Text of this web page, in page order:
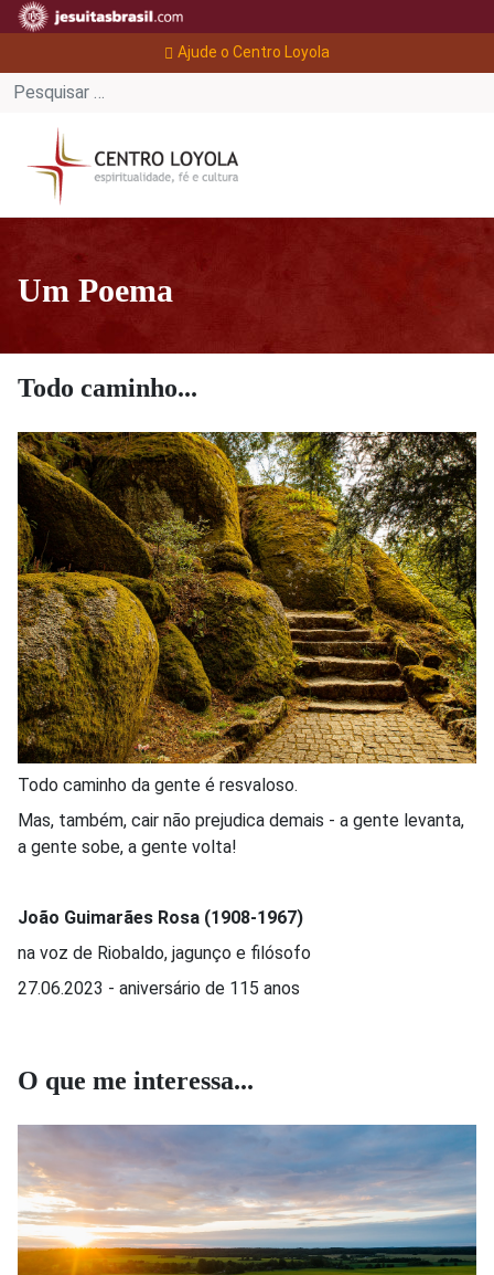
Ajude o Centro Loyola
Um Poema
Todo caminho...
Todo caminho da gente é resvaloso.
Mas, também, cair não prejudica demais - a gente levanta,
a gente sobe, a gente volta!
João Guimarães Rosa (1908-1967)
na voz de Riobaldo, jagunço e filósofo
27.06.2023 - aniversário de 115 anos
O que me interessa...